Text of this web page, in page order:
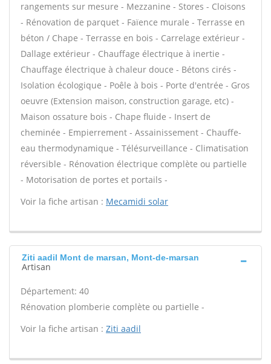
rangements sur mesure - Mezzanine - Stores - Cloisons
- Rénovation de parquet - Faïence murale - Terrasse en
béton / Chape - Terrasse en bois - Carrelage extérieur -
Dallage extérieur - Chauffage électrique à inertie -
Chauffage électrique à chaleur douce - Bétons cirés -
Isolation écologique - Poêle à bois - Porte d'entrée - Gros
oeuvre (Extension maison, construction garage, etc) -
Maison ossature bois - Chape fluide - Insert de
cheminée - Empierrement - Assainissement - Chauffe-
eau thermodynamique - Télésurveillance - Climatisation
réversible - Rénovation électrique complète ou partielle
- Motorisation de portes et portails -
Voir la fiche artisan : Mecamidi solar
Ziti aadil Mont de marsan, Mont-de-marsan
Artisan
Département: 40
Rénovation plomberie complète ou partielle -
Voir la fiche artisan : Ziti aadil